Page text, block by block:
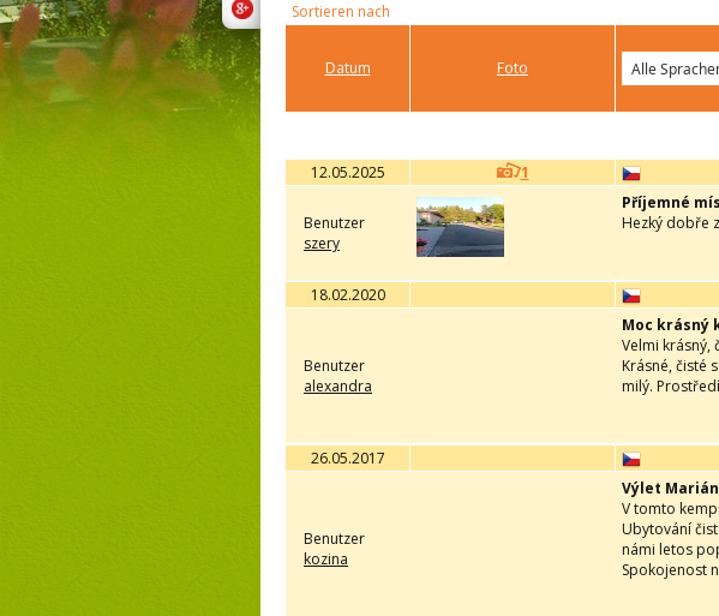
Sortieren nach
Datum Foto
12.05.2025
1
Benutzer
szery
Příjemné
Hezký dobře
18.02.2020
Benutzer
alexandra
Moc krásný
Velmi krásný,
Krásné, čisté
milý.
26.05.2017
Benutzer
kozina
Výlet
V tomto
Ubytování
námi letos
Spokojenost